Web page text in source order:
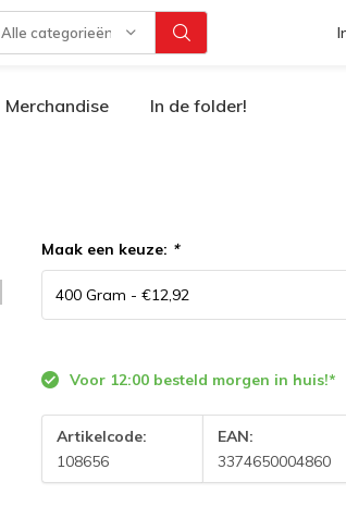
Alle categorieën
Merchandise In de folder!
Maak een keuze: *
Voor 12:00 besteld morgen in huis!*
Artikelcode:
108656
EAN:
3374650004860